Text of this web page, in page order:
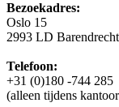
Bezoekadres:
Oslo 15
2993 LD Barendrecht
Telefoon:
+31 (0)180 -744 285
(alleen tijdens